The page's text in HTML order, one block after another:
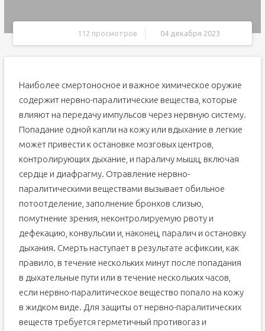
112 просмотров 04 декабря 2023
Наиболее смертоносное и важное химическое оружие
содержит нервно-паралитические вещества, которые
влияют на передачу импульсов через нервную систему.
Попадание одной капли на кожу или вдыхание в легкие
может привести к остановке мозговых центров,
контролирующих дыхание, и параличу мышц, включая
сердце и диафрагму. Отравление нервно-
паралитическими веществами вызывает обильное
потоотделение, заполнение бронхов слизью,
помутнение зрения, неконтролируемую рвоту и
дефекацию, конвульсии и, наконец, паралич и остановку
дыхания. Смерть наступает в результате асфиксии, как
правило, в течение нескольких минут после попадания
в дыхательные пути или в течение нескольких часов,
если нервно-паралитическое вещество попало на кожу
в жидком виде. Для защиты от нервно-паралитических
веществ требуется герметичный противогаз и